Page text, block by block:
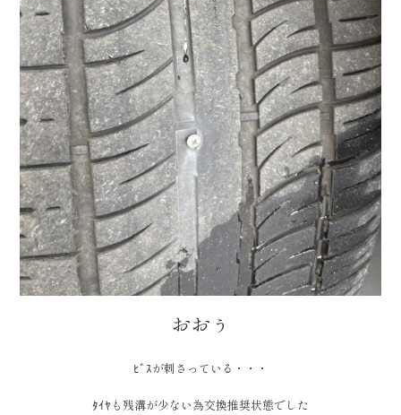
おおぅ
ﾋﾞｽが刺さっている・・・
ﾀｲﾔも残溝が少ない為交換推奨状態でした